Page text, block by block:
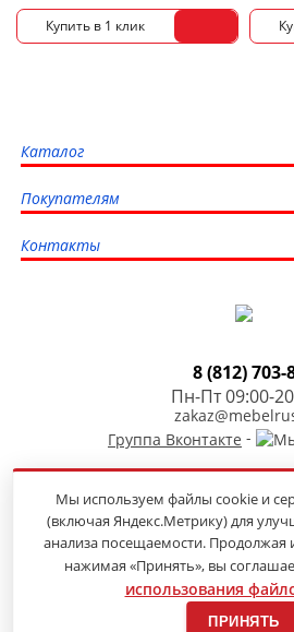
8 (812) 703-
Пн-Пт 09:00-
Группа Вконтакте -
Продвижение
© 2014-2026 «Мебель из
онлайн-гипермаркет
Каталог
Покупателям
Контакты
Мы используем файлы cookie и
(включая Яндекс.Метрику) для
анализа посещаемости. Продолжая
нажимая «Принять», вы
использования
ПРИНЯТЬ